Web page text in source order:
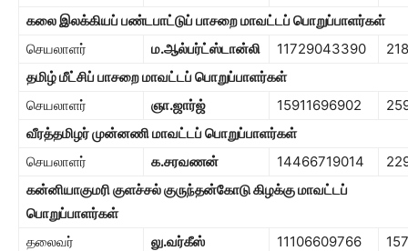
கலை இலக்கியப் பண்டபாட்டுப் பாசறைமாவட்டப் பொறுப்பாளர்கள்
செயலாளர்
ம.ஆல்பர்ட்ஸ்டான்லி 11729043390
218
தமிழ் மீட்சிப் பாசறைமாவட்டப் பொறுப்பாளர்கள்
செயலாளர்
ஞா.ஜார்ஜ் 15911696902
வீரத்தமிழர் முன்னணிமாவட்டப் பொறுப்பாளர்கள்
செயலாளர்
க.சரவணன் 14466719014
கன்னியாகுமரி குளச்சல் குருந்தன்கோடு கிழக்குமாவட்டப்
பொறுப்பாளர்கள்
தலைவர்
லு.வர்கீஸ் 11106609766
157